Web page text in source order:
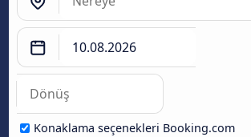
Konaklama seçenekleri Booking.com